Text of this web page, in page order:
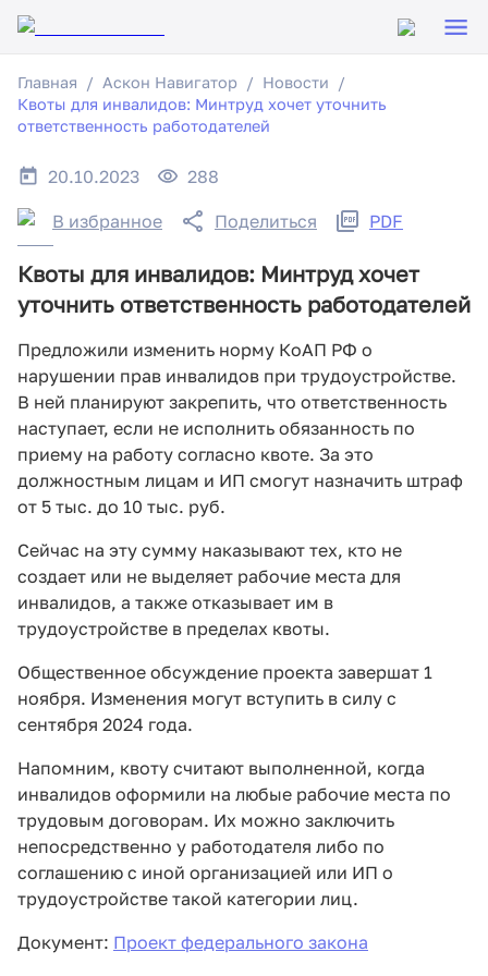
Главная Аскон Навигатор
Новости
Квоты для инвалидов: Минтруд хочет уточнить
ответственность работодателей
20.10.2023 288
В избранное Поделиться PDF
Квоты для инвалидов: Минтруд хочет
уточнить ответственность работодателей
Предложили изменить норму КоАП РФ о
нарушении прав инвалидов при трудоустройстве.
В ней планируют закрепить, что ответственность
наступает, если не исполнить обязанность по
приему на работу согласно квоте. За это
должностным лицам и ИП смогут назначить штраф
от 5 тыс. до 10 тыс. руб.
Сейчас на эту сумму наказывают тех, кто не
создает или не выделяет рабочие места для
инвалидов, а также отказывает им в
трудоустройстве в пределах квоты.
Общественное обсуждение проекта завершат 1
ноября. Изменения могут вступить в силу с
сентября 2024 года.
Напомним, квоту считают выполненной, когда
инвалидов оформили на любые рабочие места по
трудовым договорам. Их можно заключить
непосредственно у работодателя либо по
соглашению с иной организацией или ИП о
трудоустройстве такой категории лиц.
Документ: Проект федерального закона